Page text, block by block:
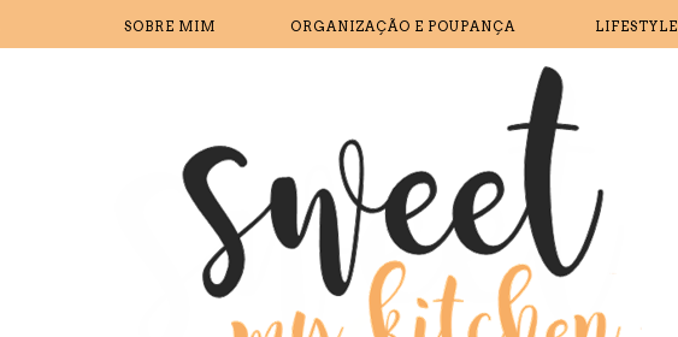
SOBRE MIM ORGANIZAÇÃO E POUPANÇA LIFESTYLE